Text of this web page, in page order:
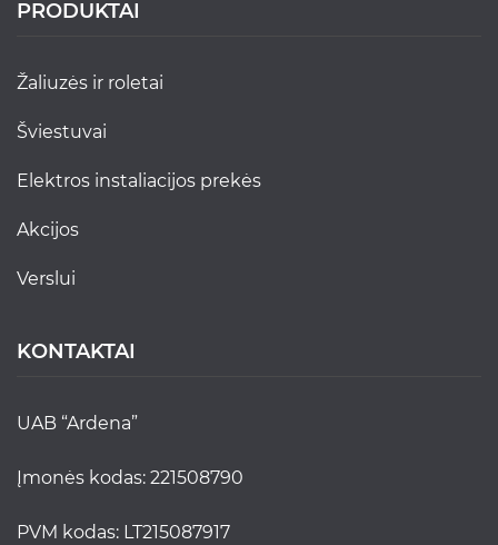
PRODUKTAI
žaliuzės ir roletai
šviestuvai
elektros instaliacijos prekės
akcijos
verslui
KONTAKTAI
UAB “Ardena”
Įmonės kodas: 221508790
PVM kodas: LT215087917